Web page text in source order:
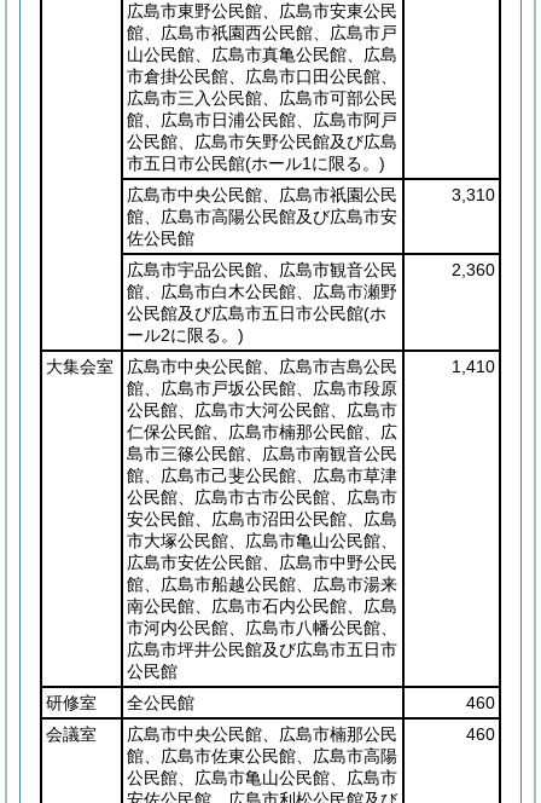
広島市東野公民館、広島市安東公民
館、広島市祇園西公民館、広島市戸
山公民館、広島市真亀公民館、広島
市倉掛公民館、広島市口田公民館、
広島市三入公民館、広島市可部公民
館、広島市日浦公民館、広島市阿戸
公民館、広島市矢野公民館及び広島
市五日市公民館(ホール1に限る。)
広島市中央公民館、広島市祇園公民
館、広島市高陽公民館及び広島市安
佐公民館
3,310
広島市宇品公民館、広島市観音公民
館、広島市白木公民館、広島市瀬野
公民館及び広島市五日市公民館(ホ
ール2に限る。)
2,360
大集会室
広島市中央公民館、広島市吉島公民
館、広島市戸坂公民館、広島市段原
公民館、広島市大河公民館、広島市
仁保公民館、広島市楠那公民館、広
島市三篠公民館、広島市南観音公民
館、広島市己斐公民館、広島市草津
公民館、広島市古市公民館、広島市
安公民館、広島市沼田公民館、広島
市大塚公民館、広島市亀山公民館、
広島市安佐公民館、広島市中野公民
館、広島市船越公民館、広島市湯来
南公民館、広島市石内公民館、広島
市河内公民館、広島市八幡公民館、
広島市坪井公民館及び広島市五日市
公民館
1,410
研修室 全公民館
460
会議室
広島市中央公民館、広島市楠那公民
館、広島市佐東公民館、広島市高陽
公民館、広島市亀山公民館、広島市
460